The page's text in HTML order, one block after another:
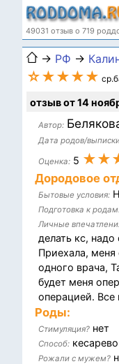
49031 отзыв о 719
→ РФ →
☆★★★★
отзыв от 14
Автор:
Дата родов/
Оценка: 5
Дородовое
Бытовые условия:
Подготовка к
Личные
делать кс,
Приехала,
одного врача,
будет меня
операцией. Все
Роды:
Стимуляция? нет
Способ:
Рожали с мужем?